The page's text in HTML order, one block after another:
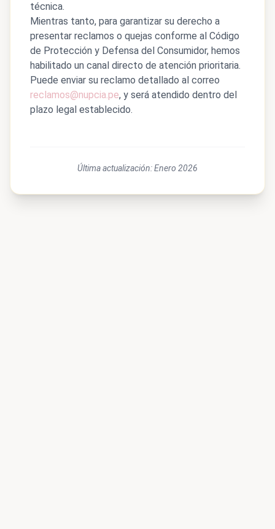
técnica.
Mientras tanto, para garantizar su derecho a
presentar reclamos o quejas conforme al Código
de Protección y Defensa del Consumidor, hemos
habilitado un canal directo de atención prioritaria.
Puede enviar su reclamo detallado al correo
reclamos@nupcia.pe, y será atendido dentro del
plazo legal establecido.
Última actualización: Enero 2026